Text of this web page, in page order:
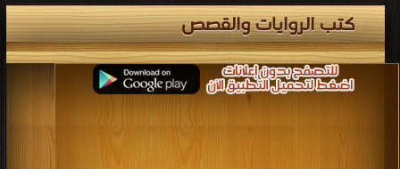
كتب الروايات والقصص